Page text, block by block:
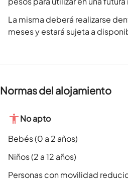
La misma deberá realizarse
meses y estará sujeta a
Normas del alojamiento
No apto
Bebés (0 a 2 años)
Niños (2 a 12 años)
Personas con movilidad